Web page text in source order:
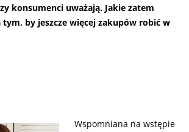
konsumenci uważają. Jakie zatem
tym, by jeszcze więcej zakupów robić w
Wspomniana na wstępie